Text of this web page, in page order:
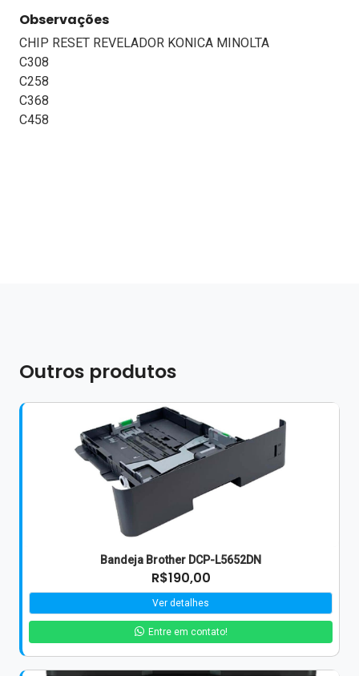
Observações
CHIP RESET REVELADOR KONICA MINOLTA
C308
C258
C368
C458
Outros produtos
Bandeja Brother DCP-L5652DN
R$190,00
Ver detalhes
Entre em contato!